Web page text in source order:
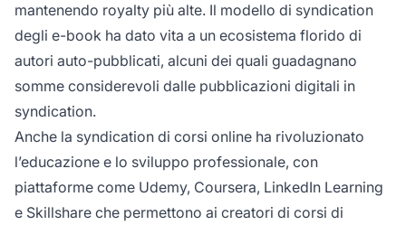
mantenendo royalty più alte. Il modello di syndication
degli e-book ha dato vita a un ecosistema florido di
autori auto-pubblicati, alcuni dei quali guadagnano
somme considerevoli dalle pubblicazioni digitali in
syndication.
Anche la syndication di corsi online ha rivoluzionato
l’educazione e lo sviluppo professionale, con
piattaforme come Udemy, Coursera, LinkedIn Learning
e Skillshare che permettono ai creatori di corsi di